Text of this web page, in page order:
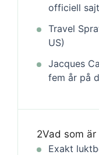
officiell
Travel
US)
Jacques
fem år på
2Vad som
Exakt